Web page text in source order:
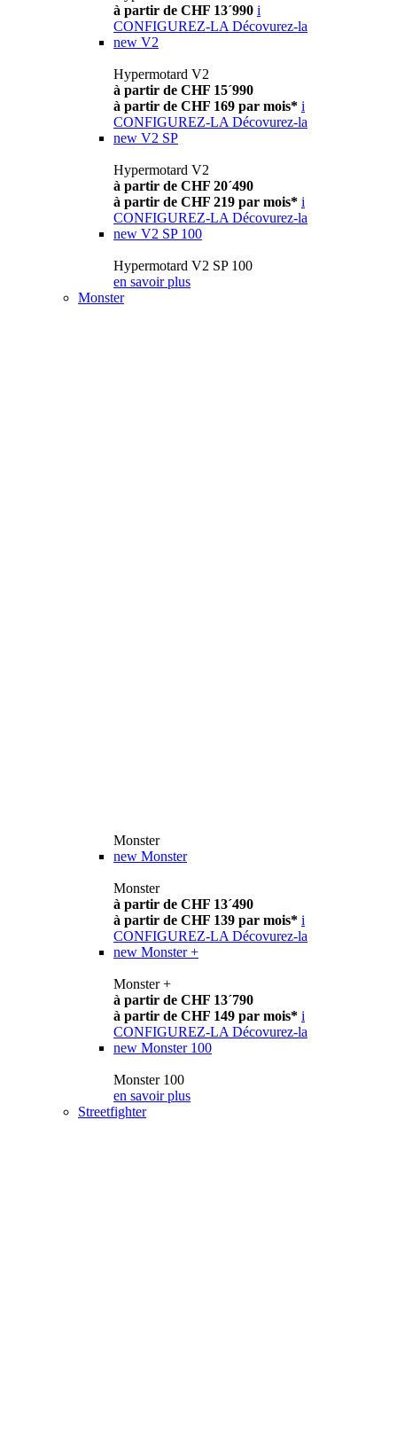
à partir de CHF 13´990 i
CONFIGUREZ-LA Décovurez-la
new V2
Hypermotard V2
à partir de CHF 15´990
à partir de CHF 169 par mois* i
CONFIGUREZ-LA Décovurez-la
new V2 SP
Hypermotard V2
à partir de CHF 20´490
à partir de CHF 219 par mois* i
CONFIGUREZ-LA Décovurez-la
new V2 SP 100
Hypermotard V2 SP 100
en savoir plus
Monster
Monster
new Monster
Monster
à partir de CHF 13´490
à partir de CHF 139 par mois* i
CONFIGUREZ-LA Décovurez-la
new Monster +
Monster +
à partir de CHF 13´790
à partir de CHF 149 par mois* i
CONFIGUREZ-LA Décovurez-la
new Monster 100
Monster 100
en savoir plus
Streetfighter